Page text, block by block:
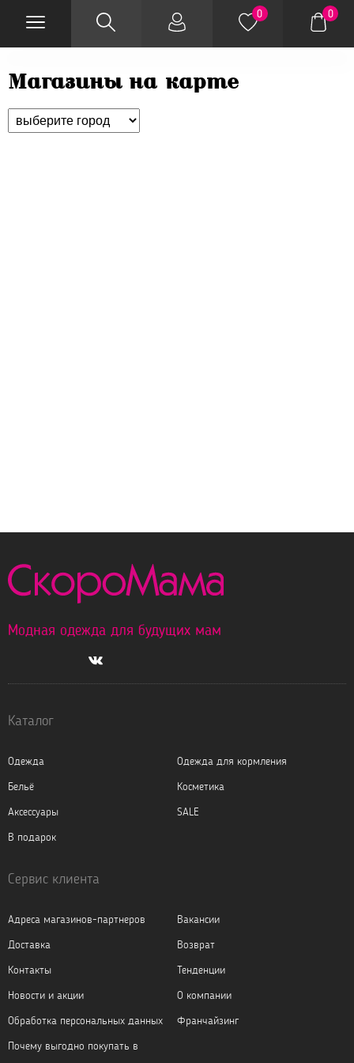
0 0
Магазины на карте
Модная одежда для будущих мам
Каталог
Одежда
Одежда для кормления
Бельё
Косметика
Аксессуары
SALE
В подарок
Сервис клиента
Адреса магазинов-партнеров
Вакансии
Доставка
Возврат
Контакты
Тенденции
Новости и акции
О компании
Обработка персональных данных
Франчайзинг
Почему выгодно покупать в